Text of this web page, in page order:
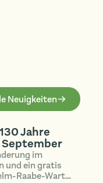
Neuigkeiten
Jahre
September
im
und ein gratis
Raabe-Warte